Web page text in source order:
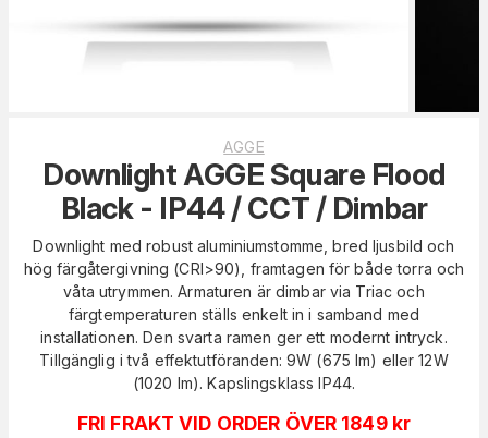
AGGE
Downlight AGGE Square Flood
Black - IP44 / CCT / Dimbar
Downlight med robust aluminiumstomme, bred ljusbild och
hög färgåtergivning (CRI>90), framtagen för både torra och
våta utrymmen. Armaturen är dimbar via Triac och
färgtemperaturen ställs enkelt in i samband med
installationen. Den svarta ramen ger ett modernt intryck.
Tillgänglig i två effektutföranden: 9W (675 lm) eller 12W
(1020 lm). Kapslingsklass IP44.
FRI FRAKT VID ORDER ÖVER 1849 kr